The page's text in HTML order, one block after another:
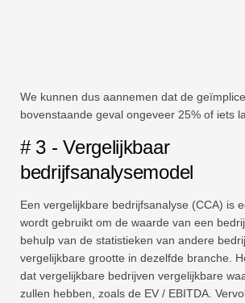
We kunnen dus aannemen dat de
bovenstaande geval ongeveer 25% of iets
# 3 - Vergelijkbaar
bedrijfsanalysemodel
Een vergelijkbare bedrijfsanalyse (CCA) is
wordt gebruikt om de waarde van een
behulp van de statistieken van andere
vergelijkbare grootte in dezelfde branche.
dat vergelijkbare bedrijven vergelijkbare
zullen hebben, zoals de EV / EBITDA.